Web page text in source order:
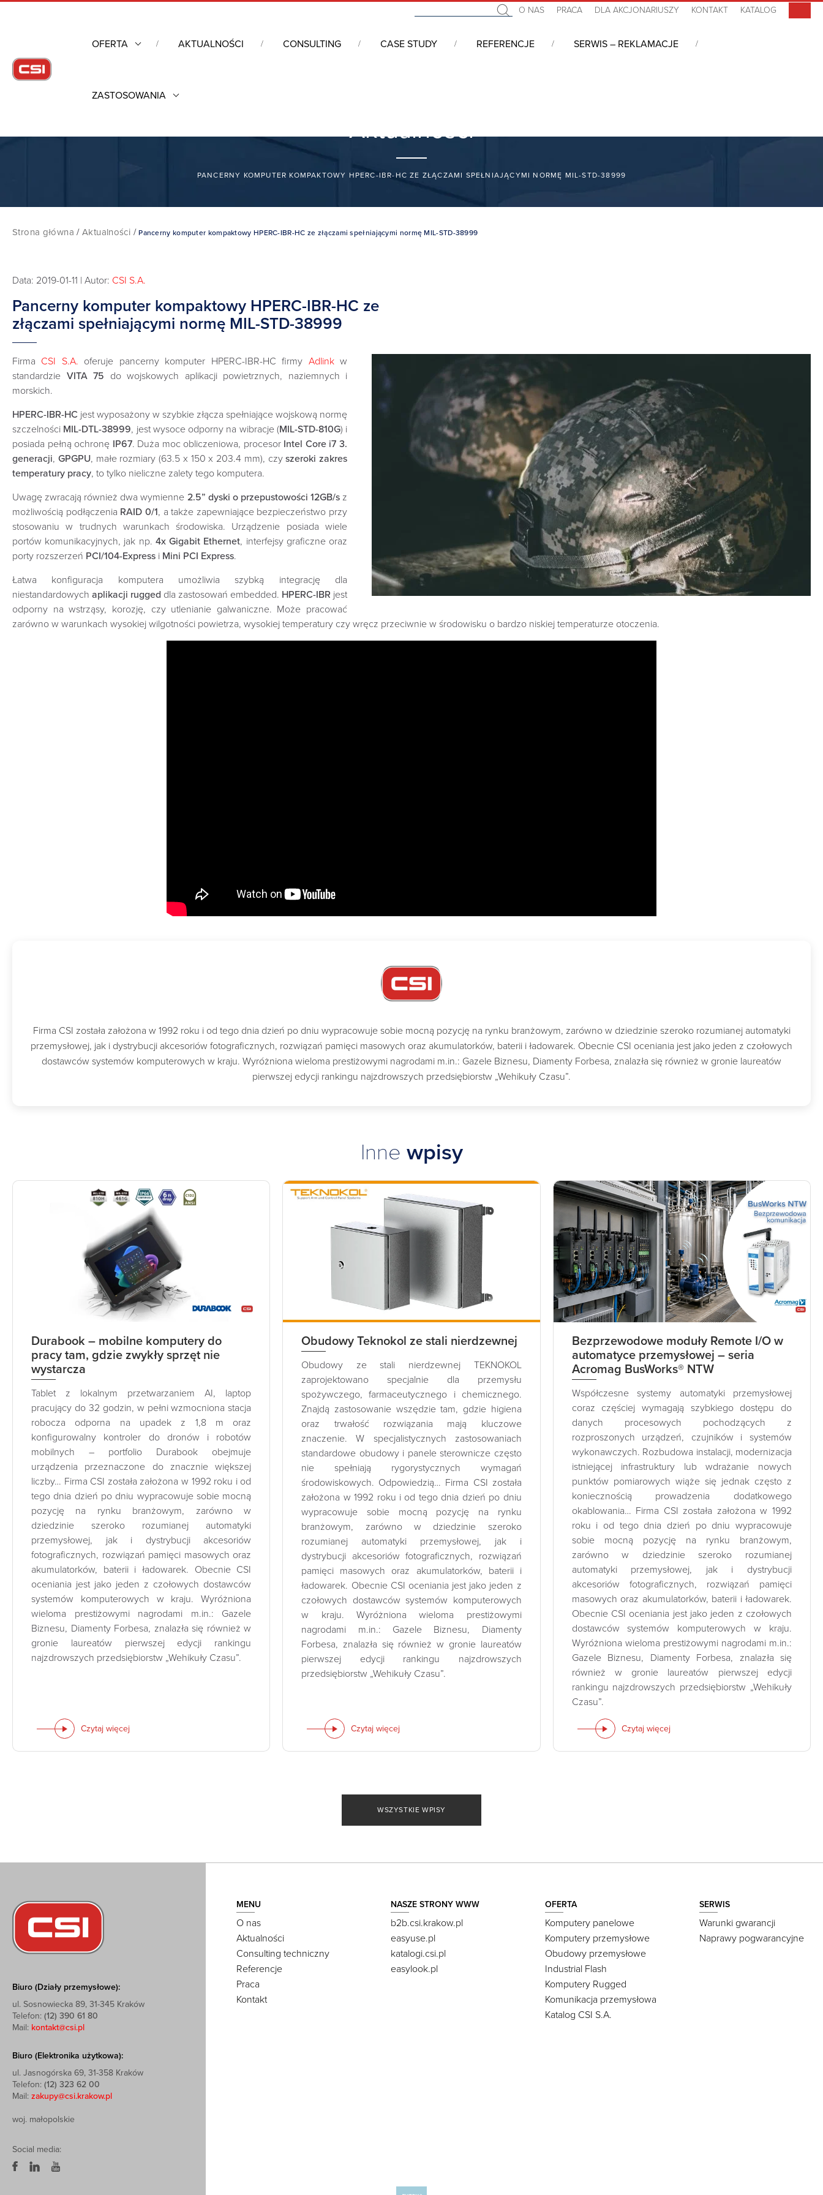
O NAS PRACA DLA AKCJONARIUSZY KONTAKT KATALOG
OFERTA AKTUALNOŚCI CONSULTING CASE STUDY REFERENCJE SERWIS – REKLAMACJE
ZASTOSOWANIA
Aktualności
PANCERNY KOMPUTER KOMPAKTOWY HPERC-IBR-HC ZE ZŁĄCZAMI SPEŁNIAJĄCYMI NORMĘ MIL-STD-38999
Strona główna / Aktualności /Pancerny komputer kompaktowy HPERC-IBR-HC ze złączami spełniającymi normę MIL-STD-38999
Data: 2019-01-11 | Autor: CSI S.A.
Pancerny komputer kompaktowy HPERC-IBR-HC ze
złączami spełniającymi normę MIL-STD-38999
Firma CSI S.A. oferuje pancerny komputer HPERC-IBR-HC firmy Adlinkw
standardzie VITA 75 do wojskowych aplikacji powietrznych, naziemnych i
morskich.
HPERC-IBR-HC jest wyposażony w szybkie złącza spełniające wojskową normę
szczelności MIL-DTL-38999, jest wysoce odporny na wibracje (MIL-STD-810G) i
posiada pełną ochronę IP67. Duża moc obliczeniowa, procesorIntel Core i7 3.
generacji, GPGPU, małe rozmiary (63.5 x 150 x 203.4 mm), czyszeroki zakres
temperatury pracy, to tylko nieliczne zalety tego komputera.
Uwagę zwracają również dwa wymienne 2.5” dyski o przepustowości 12GB/sz
możliwością podłączenia RAID 0/1, a także zapewniające bezpieczeństwo przy
stosowaniu w trudnych warunkach środowiska. Urządzenie posiada wiele
portów komunikacyjnych, jak np. 4x Gigabit Ethernet, interfejsy graficzne oraz
porty rozszerzeń PCI/104-Express i Mini PCI Express.
Łatwa konfiguracja komputera umożliwia szybką integrację dla
niestandardowych aplikacji rugged dla zastosowań embedded. HPERC-IBR jest
odporny na wstrząsy, korozję, czy utlenianie galwaniczne. Może pracować
zarówno w warunkach wysokiej wilgotności powietrza, wysokiej temperatury czy wręcz przeciwnie w środowisku o bardzo niskiej temperaturze otoczenia.
Firma CSI została założona w 1992 roku i od tego dnia dzień po dniu wypracowuje sobie mocną pozycję na rynku branżowym, zarówno w dziedzinie szeroko rozumianej automatyki
przemysłowej, jak i dystrybucji akcesoriów fotograficznych, rozwiązań pamięci masowych oraz akumulatorków, baterii i ładowarek. Obecnie CSI oceniania jest jako jeden z czołowych
dostawców systemów komputerowych w kraju. Wyróżniona wieloma prestiżowymi nagrodami m.in.: Gazele Biznesu, Diamenty Forbesa, znalazła się również w gronie laureatów
pierwszej edycji rankingu najzdrowszych przedsiębiorstw „Wehikuły Czasu”.
Inne wpisy
Durabook – mobilne komputery do
pracy tam, gdzie zwykły sprzęt nie
wystarcza
Tablet z lokalnym przetwarzaniem AI, laptop
pracujący do 32 godzin, w pełni wzmocniona stacja
robocza odporna na upadek z 1,8 m oraz
konfigurowalny kontroler do dronów i robotów
mobilnych – portfolio Durabook obejmuje
urządzenia przeznaczone do znacznie większej
liczby… Firma CSI została założona w 1992 roku i od
tego dnia dzień po dniu wypracowuje sobie mocną
pozycję na rynku branżowym, zarówno w
dziedzinie szeroko rozumianej automatyki
przemysłowej, jak i dystrybucji akcesoriów
fotograficznych, rozwiązań pamięci masowych oraz
akumulatorków, baterii i ładowarek. Obecnie CSI
oceniania jest jako jeden z czołowych dostawców
systemów komputerowych w kraju. Wyróżniona
wieloma prestiżowymi nagrodami m.in.: Gazele
Biznesu, Diamenty Forbesa, znalazła się również w
gronie laureatów pierwszej edycji rankingu
najzdrowszych przedsiębiorstw „Wehikuły Czasu”.
Czytaj więcej
Obudowy Teknokol ze stali nierdzewnej
Obudowy ze stali nierdzewnej TEKNOKOL
zaprojektowano specjalnie dla przemysłu
spożywczego, farmaceutycznego i chemicznego.
Znajdą zastosowanie wszędzie tam, gdzie higiena
oraz trwałość rozwiązania mają kluczowe
znaczenie. W specjalistycznych zastosowaniach
standardowe obudowy i panele sterownicze często
nie spełniają rygorystycznych wymagań
środowiskowych. Odpowiedzią… Firma CSI została
założona w 1992 roku i od tego dnia dzień po dniu
wypracowuje sobie mocną pozycję na rynku
branżowym, zarówno w dziedzinie szeroko
rozumianej automatyki przemysłowej, jak i
dystrybucji akcesoriów fotograficznych, rozwiązań
pamięci masowych oraz akumulatorków, baterii i
ładowarek. Obecnie CSI oceniania jest jako jeden z
czołowych dostawców systemów komputerowych
w kraju. Wyróżniona wieloma prestiżowymi
nagrodami m.in.: Gazele Biznesu, Diamenty
Forbesa, znalazła się również w gronie laureatów
pierwszej edycji rankingu najzdrowszych
przedsiębiorstw „Wehikuły Czasu”.
Czytaj więcej
Bezprzewodowe moduły Remote I/O w
automatyce przemysłowej – seria
Acromag BusWorks® NTW
Współczesne systemy automatyki przemysłowej
coraz częściej wymagają szybkiego dostępu do
danych procesowych pochodzących z
rozproszonych urządzeń, czujników i systemów
wykonawczych. Rozbudowa instalacji, modernizacja
istniejącej infrastruktury lub wdrażanie nowych
punktów pomiarowych wiąże się jednak często z
koniecznością prowadzenia dodatkowego
okablowania… Firma CSI została założona w 1992
roku i od tego dnia dzień po dniu wypracowuje
sobie mocną pozycję na rynku branżowym,
zarówno w dziedzinie szeroko rozumianej
automatyki przemysłowej, jak i dystrybucji
akcesoriów fotograficznych, rozwiązań pamięci
masowych oraz akumulatorków, baterii i ładowarek.
Obecnie CSI oceniania jest jako jeden z czołowych
dostawców systemów komputerowych w kraju.
Wyróżniona wieloma prestiżowymi nagrodami m.in.:
Gazele Biznesu, Diamenty Forbesa, znalazła się
również w gronie laureatów pierwszej edycji
rankingu najzdrowszych przedsiębiorstw „Wehikuły
Czasu”.
Czytaj więcej
WSZYSTKIE WPISY
Biuro (Działy przemysłowe):
ul. Sosnowiecka 89, 31-345 Kraków
Telefon: (12) 390 61 80
Mail: kontakt@csi.pl
Biuro (Elektronika użytkowa):
ul. Jasnogórska 69, 31-358 Kraków
Telefon: (12) 323 62 00
Mail: zakupy@csi.krakow.pl
woj. małopolskie
Social media:
MENU
O nas
Aktualności
Consulting techniczny
Referencje
Praca
Kontakt
NASZE STRONY WWW
b2b.csi.krakow.pl
easyuse.pl
katalogi.csi.pl
easylook.pl
OFERTA
Komputery panelowe
Komputery przemysłowe
Obudowy przemysłowe
Industrial Flash
Komputery Rugged
Komunikacja przemysłowa
Katalog CSI S.A.
SERWIS
Warunki gwarancji
Naprawy pogwarancyjne